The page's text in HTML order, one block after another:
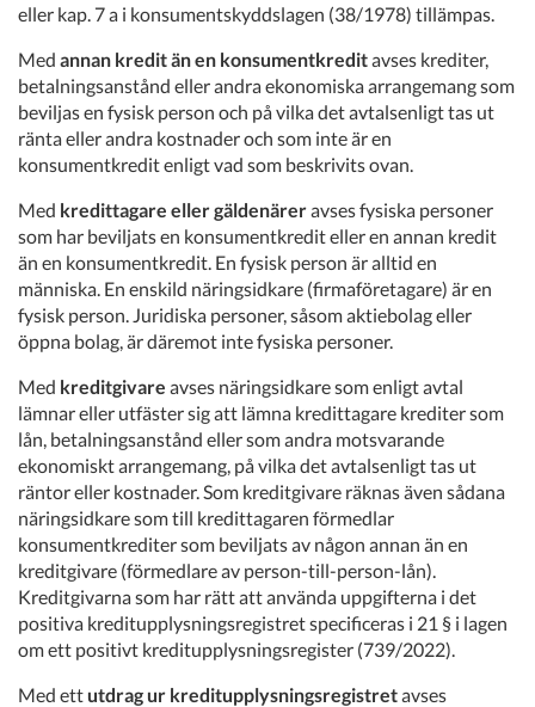
eller kap. 7 a i konsumentskyddslagen (38/1978) tillämpas.
Med annan kredit än en konsumentkreditavses krediter,
betalningsanstånd eller andra ekonomiska arrangemang som
beviljas en fysisk person och på vilka det avtalsenligt tas ut
ränta eller andra kostnader och som inte är en
konsumentkredit enligt vad som beskrivits ovan.
Med kredittagare eller gäldenäreravses fysiska personer
som har beviljats en konsumentkredit eller en annan kredit
än en konsumentkredit. En fysisk person är alltid en
människa. En enskild näringsidkare (firmaföretagare) är en
fysisk person. Juridiska personer, såsom aktiebolag eller
öppna bolag, är däremot inte fysiska personer.
Med kreditgivare avses näringsidkare som enligt avtal
lämnar eller utfäster sig att lämna kredittagare krediter som
lån, betalningsanstånd eller som andra motsvarande
ekonomiskt arrangemang, på vilka det avtalsenligt tas ut
räntor eller kostnader. Som kreditgivare räknas även sådana
näringsidkare som till kredittagaren förmedlar
konsumentkrediter som beviljats av någon annan än en
kreditgivare (förmedlare av person-till-person-lån).
Kreditgivarna som har rätt att använda uppgifterna i det
positiva kreditupplysningsregistret specificeras i 21 § i lagen
om ett positivt kreditupplysningsregister (739/2022).
Med ett utdrag ur kreditupplysningsregistretavses